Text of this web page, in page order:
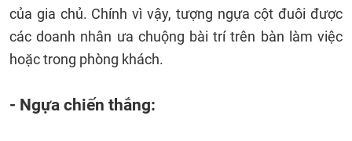
của gia chủ. Chính vì vậy, tượng ngựa cột đuôi được
các doanh nhân ưa chuộng bài trí trên bàn làm việc
hoặc trong phòng khách.
- Ngựa chiến thắng: